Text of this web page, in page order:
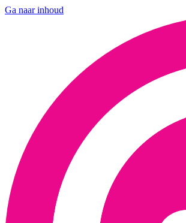
Ga naar inhoud